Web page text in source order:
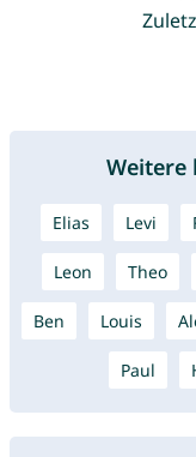
Weitere
Elias Levi
Leon Theo
Ben Louis
Paul